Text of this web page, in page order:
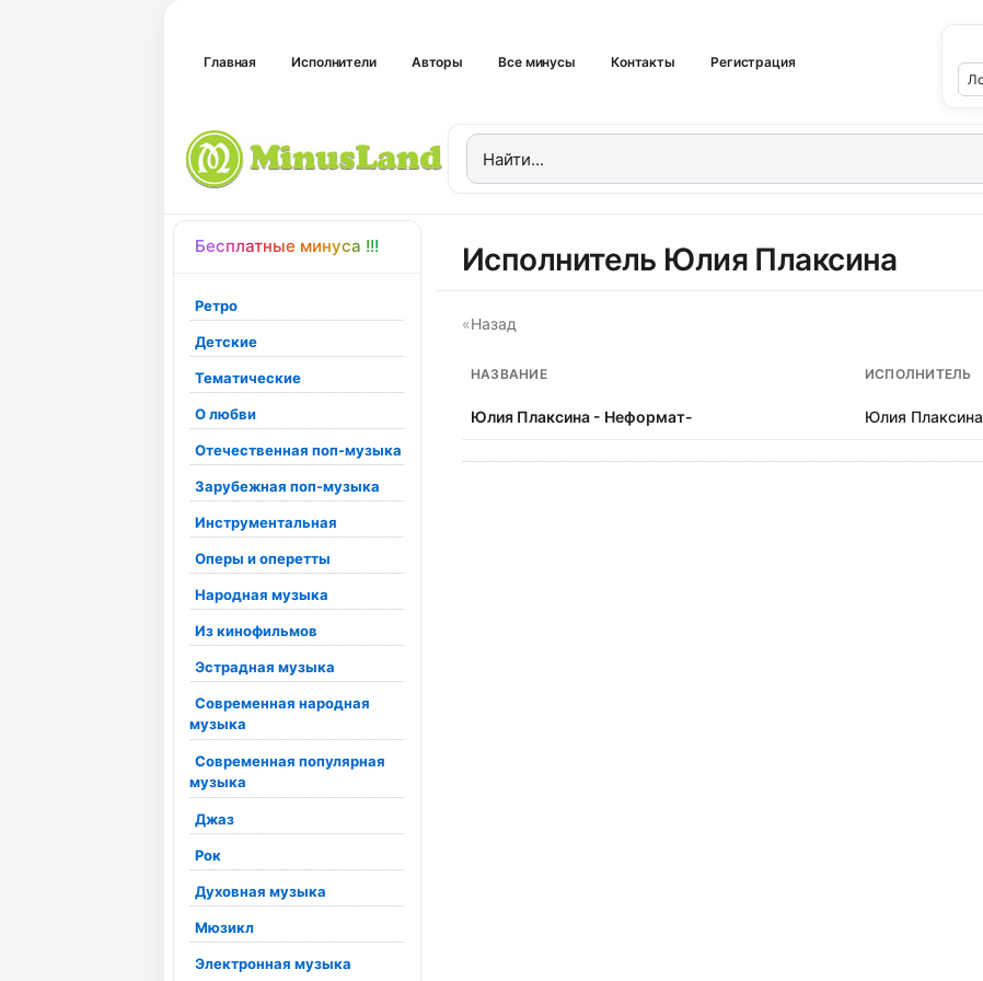
Главная Исполнители Авторы Все минусы Контакты Регистрация
Бесплатные минуса !!!
Ретро
Детские
Тематические
О любви
Отечественная поп-музыка
Зарубежная поп-музыка
Инструментальная
Оперы и оперетты
Народная музыка
Из кинофильмов
Эстрадная музыка
Современная народная
музыка
Современная популярная
музыка
Джаз
Рок
Духовная музыка
Мюзикл
Электронная музыка
Исполнитель Юлия Плаксина
«Назад
НАЗВАНИЕ ИСПОЛНИТЕЛЬ
Юлия Плаксина - Неформат- Юлия Плаксина